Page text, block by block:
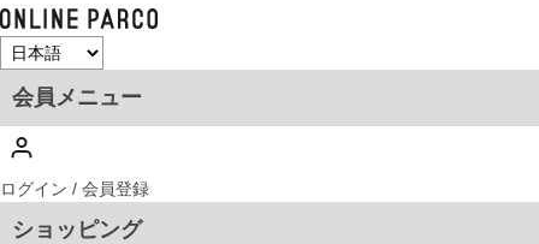
会員メニュー
ログイン / 会員登録
ショッピング